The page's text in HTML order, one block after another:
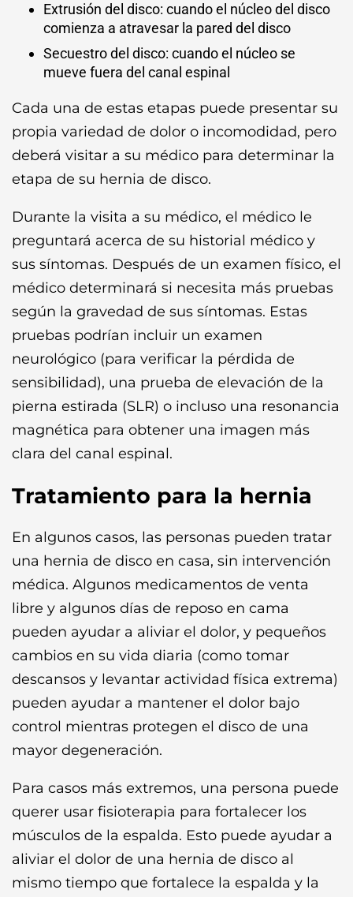
Extrusión del disco: cuando el núcleo del disco
comienza a atravesar la pared del disco
Secuestro del disco: cuando el núcleo se
mueve fuera del canal espinal
Cada una de estas etapas puede presentar su
propia variedad de dolor o incomodidad, pero
deberá visitar a su médico para determinar la
etapa de su hernia de disco.
Durante la visita a su médico, el médico le
preguntará acerca de su historial médico y
sus síntomas. Después de un examen físico, el
médico determinará si necesita más pruebas
según la gravedad de sus síntomas. Estas
pruebas podrían incluir un examen
neurológico (para verificar la pérdida de
sensibilidad), una prueba de elevación de la
pierna estirada (SLR) o incluso una resonancia
magnética para obtener una imagen más
clara del canal espinal.
Tratamiento para la hernia
En algunos casos, las personas pueden tratar
una hernia de disco en casa, sin intervención
médica. Algunos medicamentos de venta
libre y algunos días de reposo en cama
pueden ayudar a aliviar el dolor, y pequeños
cambios en su vida diaria (como tomar
descansos y levantar actividad física extrema)
pueden ayudar a mantener el dolor bajo
control mientras protegen el disco de una
mayor degeneración.
Para casos más extremos, una persona puede
querer usar fisioterapia para fortalecer los
músculos de la espalda. Esto puede ayudar a
aliviar el dolor de una hernia de disco al
mismo tiempo que fortalece la espalda y la